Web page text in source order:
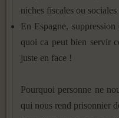
niches fiscales ou sociales
En Espagne,
quoi ca peut bien servir
juste en face !
Pourquoi personne ne
qui nous rend prisonnier